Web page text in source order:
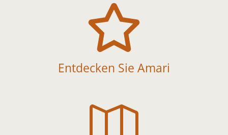

Entdecken Sie Amari